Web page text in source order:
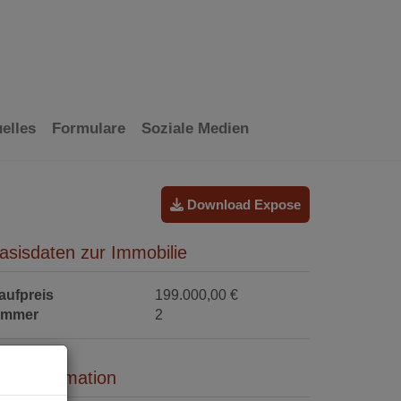
Formulare Soziale Medien
Download Expose
zur Immobilie
199.000,00 €
2